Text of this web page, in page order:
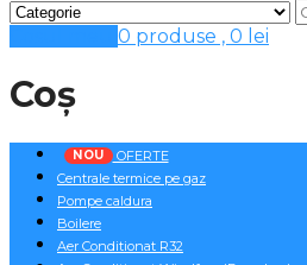
0 produse , 0 lei
Coș
NOU OFERTE
Centrale termice pe gaz
Pompe caldura
Boilere
Aer Conditionat R32